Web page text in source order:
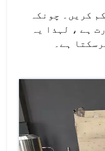
کریں۔ چونکہ
ہے ، لہذا یہ
ہے۔